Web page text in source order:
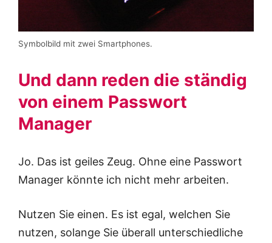
Symbolbild mit zwei Smartphones.
Und dann reden die ständig
von einem Passwort
Manager
Jo. Das ist geiles Zeug. Ohne eine Passwort
Manager könnte ich nicht mehr arbeiten.
Nutzen Sie einen. Es ist egal, welchen Sie
nutzen, solange Sie überall unterschiedliche